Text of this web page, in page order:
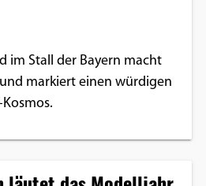
im Stall der Bayern macht
markiert einen würdigen